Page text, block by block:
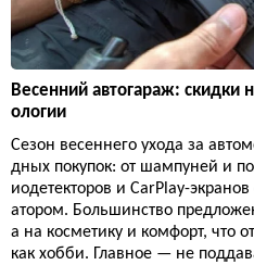
Весенний автогараж: скидки
ологии
Сезон весеннего ухода за
дных покупок: от шампуней и
иодетекторов и CarPlay-
атором. Большинство
а на косметику и комфорт, что
как хобби. Главное — не